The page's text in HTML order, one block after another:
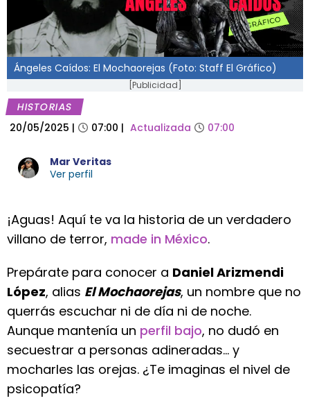
Ángeles Caídos: El Mochaorejas (Foto: Staff El Gráfico)
[Publicidad]
HISTORIAS
20/05/2025 | 07:00 | Actualizada 07:00
Mar Veritas
Ver perfil
¡Aguas! Aquí te va la historia de un verdadero
villano de terror, made in México.
Prepárate para conocer a Daniel Arizmendi
López, alias El Mochaorejas, un nombre que no
querrás escuchar ni de día ni de noche.
Aunque mantenía un perfil bajo, no dudó en
secuestrar a personas adineradas... y
mocharles las orejas. ¿Te imaginas el nivel de
psicopatía?